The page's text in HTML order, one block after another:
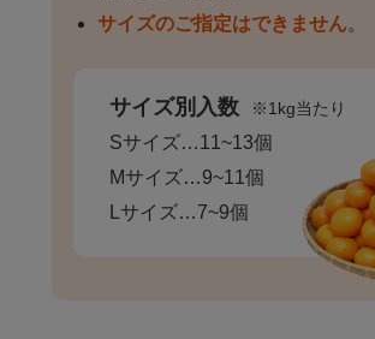
サイズのご指定はできません。
サイズ別入数 ※1kg当たり
Sサイズ…11~13個
Mサイズ…9~11個
Lサイズ…7~9個